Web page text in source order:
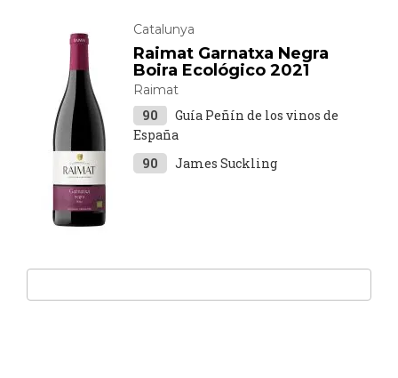
Catalunya
Raimat Garnatxa Negra
Boira Ecológico 2021
Raimat
90
Guía Peñín de los vinos de
España
90
James Suckling